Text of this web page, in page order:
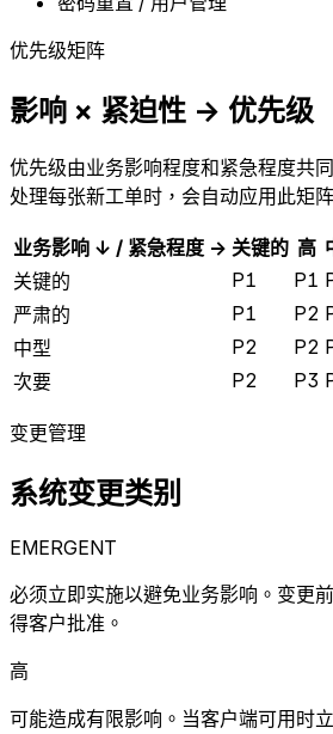
优先级矩阵
影响 × 紧迫性 → 优先级
优先级由业务影响程度和紧急程度共
处理每张新工单时，会自动应用此矩
业务影响 ↓ / 紧急程度 → 关键的 高
关键的
P1 P1
严肃的
P1 P2
中型
P2 P2
次要
P2 P3
变更管理
系统变更类别
EMERGENT
必须立即实施以避免业务影响。变更
得客户批准。
高
可能造成有限影响。当客户端可用时